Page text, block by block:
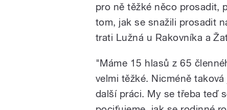
pro ně těžké něco prosadit,
tom, jak se snažili prosadit
trati Lužná u Rakovníka a
"Máme 15 hlasů z 65
velmi těžké. Nicméně
další práci. My se třeba teď